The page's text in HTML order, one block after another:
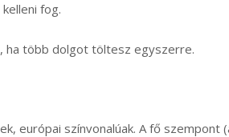
fog.
ha több dolgot töltesz egyszerre.
európai színvonalúak. A fő